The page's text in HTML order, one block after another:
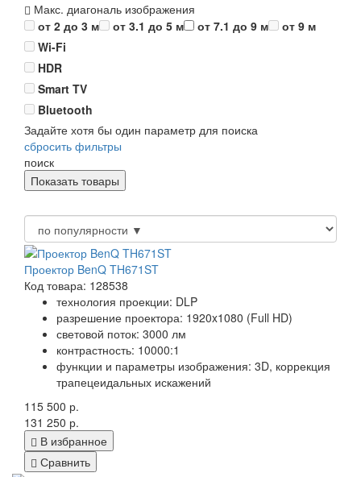
Макс. диагональ изображения
от 2 до 3 м
от 3.1 до 5 м от 7.1 до 9 м
от 9 м
Wi-Fi
HDR
Smart TV
Bluetooth
Задайте хотя бы один параметр для поиска
сбросить фильтры
поиск
Проектор BenQ TH671ST
Код товара: 128538
технология проекции: DLP
разрешение проектора: 1920x1080 (Full HD)
световой поток: 3000 лм
контрастность: 10000:1
функции и параметры изображения: 3D, коррекция
трапецеидальных искажений
115 500 р.
131 250 р.
В избранное
Сравнить